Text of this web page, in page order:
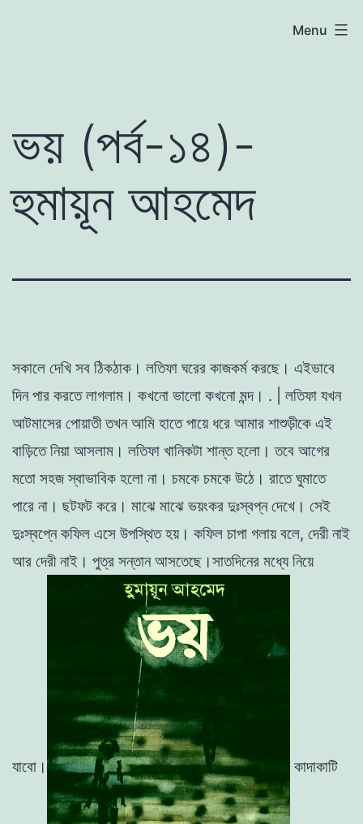
Menu
ভয় (পর্ব-১৪)-
হুমায়ূন আহমেদ
সকালে দেখি সব ঠিকঠাক । লতিফা ঘরের কাজকর্মকরছে । এইভাবে
দিনপার করতেলাগলাম । কখনাে ভালাে কখনাে মন্দ। . লতিফা যখন
আটমাসের পােয়াতীতখনআমি হাতে পায়ে ধরে আমার শাশুড়ীকে এই
বাড়িতেনিয়া আসলাম । লতিফা খানিকটা শান্তহলাে ।তবে আগের
মতাে সহজস্বাভাবিক হলাে না । চমকে চমকে উঠে । রাতেঘুমাতে
পারে না । ছটফট করে । মাঝে মাঝে ভয়ংকর দুঃস্বপ্নদেখে । সেই
দুঃস্বপ্নেকফিল এসে উপস্থিত হয়। কফিল চাপা গলায়বলে, দেরীনাই
আর দেরীনাই । পুত্র সন্তানআসতেছে ।সাতদিনের মধ্যেনিয়ে
যাবাে । কাদাকাটি